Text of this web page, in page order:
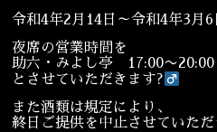
令和4年2月14日～令和4年3月6
夜席の営業時間を
助六・みよし亭 17:00〜20:00
とさせていただきます?‍
また酒類は規定により、
終日ご提供を中止させていただ